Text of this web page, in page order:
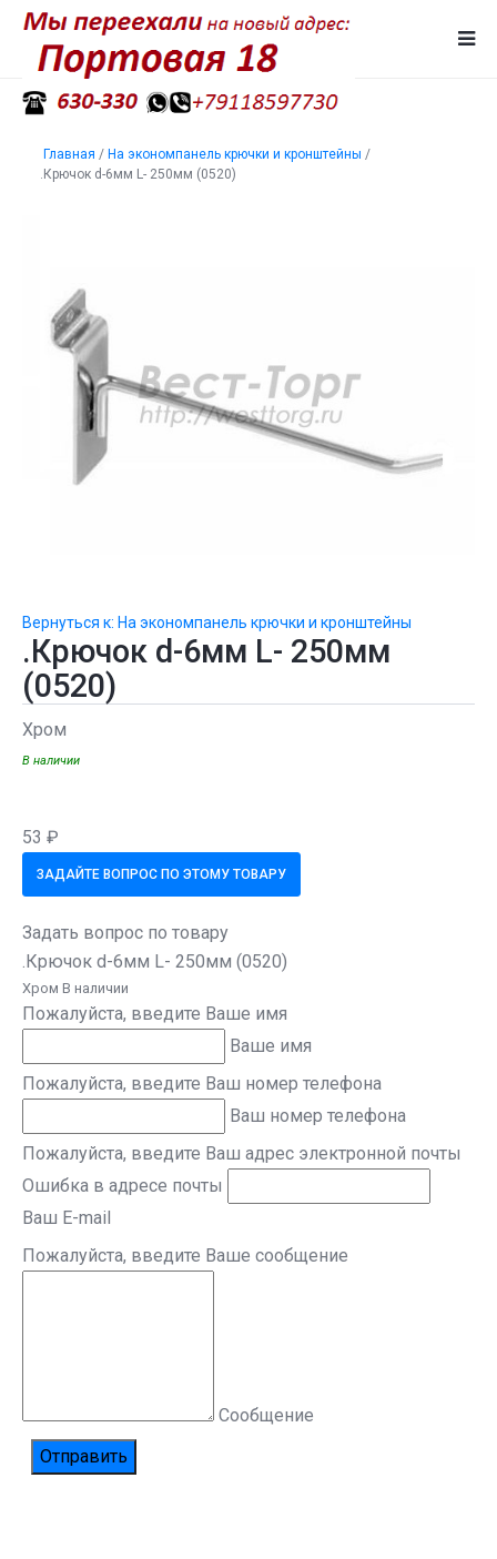
Главная / На экономпанель крючки и кронштейны /
.Крючок d-6мм L- 250мм (0520)
Вернуться к: На экономпанель крючки и кронштейны
.Крючок d-6мм L- 250мм
(0520)
Хром
В наличии
53 ₽
ЗАДАЙТЕ ВОПРОС ПО ЭТОМУ ТОВАРУ
Задать вопрос по товару
.Крючок d-6мм L- 250мм (0520)
Хром В наличии
Пожалуйста, введите Ваше имя
Ваше имя
Пожалуйста, введите Ваш номер телефона
Ваш номер телефона
Пожалуйста, введите Ваш адрес электронной почты
Ошибка в адресе почты
Ваш E-mail
Пожалуйста, введите Ваше сообщение
Сообщение